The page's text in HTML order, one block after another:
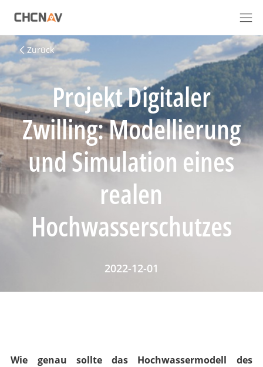
Zurück
Projekt Digitaler
Zwilling: Modellierung
und Simulation eines
realen
Hochwasserschutzes
2022-12-01
Wie genau sollte das Hochwassermodell des